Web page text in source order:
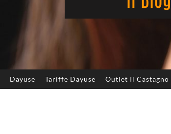
Dayuse Tariffe Dayuse Outlet Il Castagno